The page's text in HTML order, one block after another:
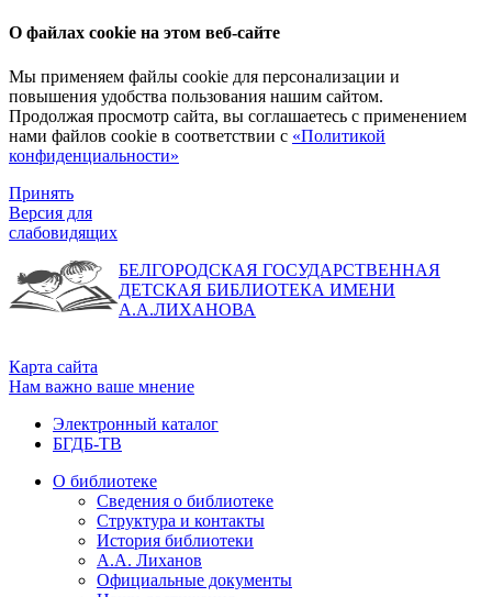
О файлах cookie на этом веб-сайте
Мы применяем файлы cookie для персонализации и
повышения удобства пользования нашим сайтом.
Продолжая просмотр сайта, вы соглашаетесь с применением
нами файлов cookie в соответствии с «Политикой
конфиденциальности»
Принять
Версия для
слабовидящих
БЕЛГОРОДСКАЯ ГОСУДАРСТВЕННАЯ
ДЕТСКАЯ БИБЛИОТЕКА ИМЕНИ
А.А.ЛИХАНОВА
Карта сайта
Нам важно ваше мнение
Электронный каталог
БГДБ-ТВ
О библиотеке
Сведения о библиотеке
Структура и контакты
История библиотеки
А.А. Лиханов
Официальные документы